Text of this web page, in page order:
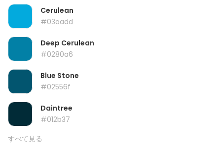
Cerulean
#03aadd
Deep Cerulean
#0280a6
Blue Stone
#02556f
Daintree
#012b37
すべて見る